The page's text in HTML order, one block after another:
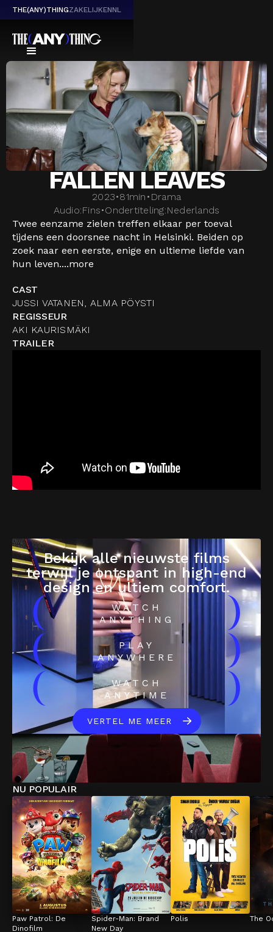
THE(ANY)THINGZAKELIJKENNL
FALLEN LEAVES
2023•81min • Drama
Audio:Fins•Ondertiteling:Nederlands
Twee eenzame zielen treffen elkaar per toeval
tijdens een doorsnee nacht in Helsinki. Beiden op
zoek naar een eerste, enige en ultieme liefde van
hun leven....more
CAST
JUSSI VATANEN, ALMA PÖYSTI
REGISSEUR
AKI KAURISMÄKI
TRAILER
Bekijk alle nieuwste films
terwijl je ontspant in high-end
design en ultiem comfort.
(
WATCH
ANYTHING
)
(
PLAY
ANYWHERE
)
(
WATCH
ANYTIME
)
VERTEL ME MEER
NU POPULAIR
Paw Patrol: De
Dinofilm
Spider-Man: Brand
New Day
Polis The